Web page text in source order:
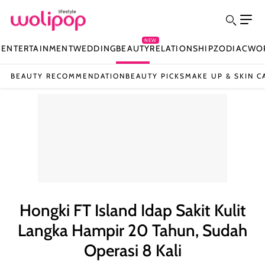
ENTERTAINMENTWEDDINGBEAUTY
NEW
RELATIONSHIPZODIAC
BEAUTY RECOMMENDATION BEAUTY PICKSMAKE UP & SKIN
Hongki FT Island Idap Sakit Kulit
Langka Hampir 20 Tahun, Sudah
Operasi 8 Kali